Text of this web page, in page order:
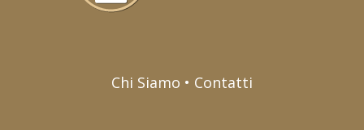
Chi Siamo • Contatti